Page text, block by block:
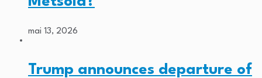
mai 13, 2026
Trump announces departure of